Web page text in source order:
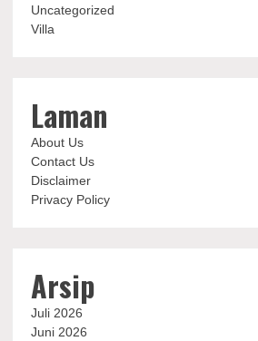
Uncategorized
Villa
Laman
About Us
Contact Us
Disclaimer
Privacy Policy
Arsip
Juli 2026
Juni 2026